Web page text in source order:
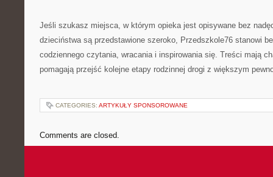
Jeśli szukasz miejsca, w którym opieka jest opisywane bez
dzieciństwa są przedstawione szeroko, Przedszkole76 stanowi
codziennego czytania, wracania i inspirowania się. Treści mają
pomagają przejść kolejne etapy rodzinnej drogi z większym
CATEGORIES: ARTYKUŁY SPONSOROWANE
Comments are closed.